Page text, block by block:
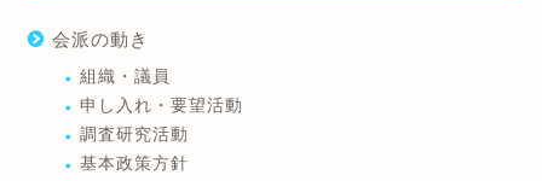
会派の動き
組織・議員
申し入れ・要望活動
調査研究活動
基本政策方針